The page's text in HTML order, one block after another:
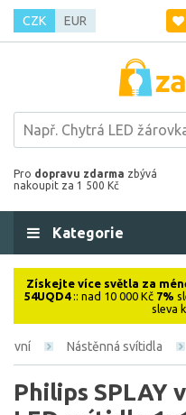
CZK EUR
Pro dopravu zdarma zbývá
nakoupit za 1 500 Kč
Kategorie
Získejte více světla za
54UQD4:: nad 10 000 Kč 7%
sleva
Nástěnná svítidla
Philips SPLAY